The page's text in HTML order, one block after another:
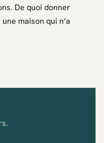
De quoi donner
maison qui n’a